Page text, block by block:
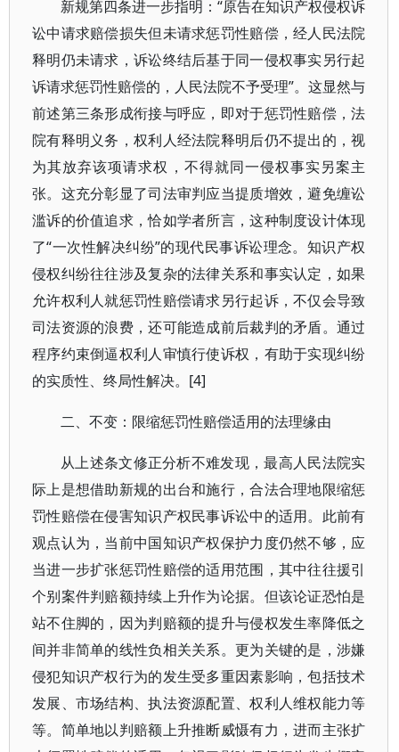
新规第四条进一步指明：“原告在知识产权侵权诉
讼中请求赔偿损失但未请求惩罚性赔偿，经人民法院
释明仍未请求，诉讼终结后基于同一侵权事实另行起
诉请求惩罚性赔偿的，人民法院不予受理”。这显然与
前述第三条形成衔接与呼应，即对于惩罚性赔偿，法
院有释明义务，权利人经法院释明后仍不提出的，视
为其放弃该项请求权，不得就同一侵权事实另案主
张。这充分彰显了司法审判应当提质增效，避免缠讼
滥诉的价值追求，恰如学者所言，这种制度设计体现
了“一次性解决纠纷”的现代民事诉讼理念。知识产权
侵权纠纷往往涉及复杂的法律关系和事实认定，如果
允许权利人就惩罚性赔偿请求另行起诉，不仅会导致
司法资源的浪费，还可能造成前后裁判的矛盾。通过
程序约束倒逼权利人审慎行使诉权，有助于实现纠纷
的实质性、终局性解决。[4]
二、不变：限缩惩罚性赔偿适用的法理缘由
从上述条文修正分析不难发现，最高人民法院实
际上是想借助新规的出台和施行，合法合理地限缩惩
罚性赔偿在侵害知识产权民事诉讼中的适用。此前有
观点认为，当前中国知识产权保护力度仍然不够，应
当进一步扩张惩罚性赔偿的适用范围，其中往往援引
个别案件判赔额持续上升作为论据。但该论证恐怕是
站不住脚的，因为判赔额的提升与侵权发生率降低之
间并非简单的线性负相关关系。更为关键的是，涉嫌
侵犯知识产权行为的发生受多重因素影响，包括技术
发展、市场结构、执法资源配置、权利人维权能力等
等。简单地以判赔额上升推断威慑有力，进而主张扩